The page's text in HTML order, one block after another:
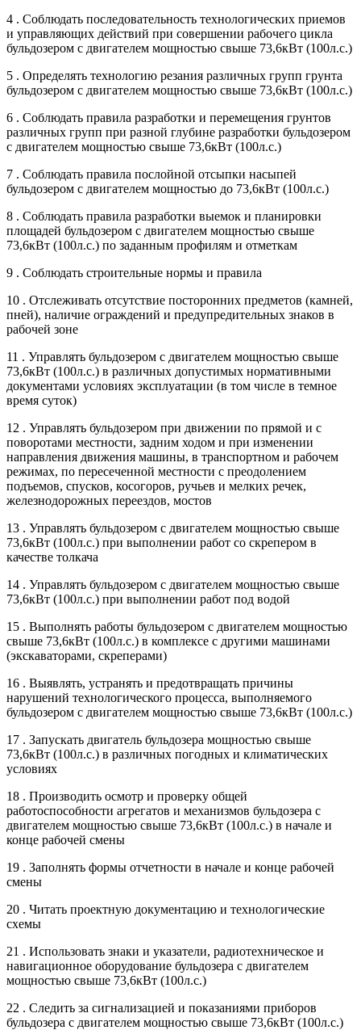
4 . Соблюдать последовательность технологических приемов
и управляющих действий при совершении рабочего цикла
бульдозером с двигателем мощностью свыше 73,6кВт (100л.с.)
5 . Определять технологию резания различных групп грунта
бульдозером с двигателем мощностью свыше 73,6кВт (100л.с.)
6 . Соблюдать правила разработки и перемещения грунтов
различных групп при разной глубине разработки бульдозером
с двигателем мощностью свыше 73,6кВт (100л.с.)
7 . Соблюдать правила послойной отсыпки насыпей
бульдозером с двигателем мощностью до 73,6кВт (100л.с.)
8 . Соблюдать правила разработки выемок и планировки
площадей бульдозером с двигателем мощностью свыше
73,6кВт (100л.с.) по заданным профилям и отметкам
9 . Соблюдать строительные нормы и правила
10 . Отслеживать отсутствие посторонних предметов (камней,
пней), наличие ограждений и предупредительных знаков в
рабочей зоне
11 . Управлять бульдозером с двигателем мощностью свыше
73,6кВт (100л.с.) в различных допустимых нормативными
документами условиях эксплуатации (в том числе в темное
время суток)
12 . Управлять бульдозером при движении по прямой и с
поворотами местности, задним ходом и при изменении
направления движения машины, в транспортном и рабочем
режимах, по пересеченной местности с преодолением
подъемов, спусков, косогоров, ручьев и мелких речек,
железнодорожных переездов, мостов
13 . Управлять бульдозером с двигателем мощностью свыше
73,6кВт (100л.с.) при выполнении работ со скрепером в
качестве толкача
14 . Управлять бульдозером с двигателем мощностью свыше
73,6кВт (100л.с.) при выполнении работ под водой
15 . Выполнять работы бульдозером с двигателем мощностью
свыше 73,6кВт (100л.с.) в комплексе с другими машинами
(экскаваторами, скреперами)
16 . Выявлять, устранять и предотвращать причины
нарушений технологического процесса, выполняемого
бульдозером с двигателем мощностью свыше 73,6кВт (100л.с.)
17 . Запускать двигатель бульдозера мощностью свыше
73,6кВт (100л.с.) в различных погодных и климатических
условиях
18 . Производить осмотр и проверку общей
работоспособности агрегатов и механизмов бульдозера с
двигателем мощностью свыше 73,6кВт (100л.с.) в начале и
конце рабочей смены
19 . Заполнять формы отчетности в начале и конце рабочей
смены
20 . Читать проектную документацию и технологические
схемы
21 . Использовать знаки и указатели, радиотехническое и
навигационное оборудование бульдозера с двигателем
мощностью свыше 73,6кВт (100л.с.)
22 . Следить за сигнализацией и показаниями приборов
бульдозера с двигателем мощностью свыше 73,6кВт (100л.с.)